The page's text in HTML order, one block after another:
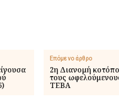
Επόμενο άρθρο
2η Διανομή
τους
ΤΕΒΑ